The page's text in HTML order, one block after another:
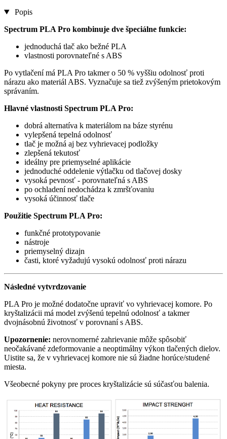
Popis
Spectrum PLA Pro kombinuje dve špeciálne funkcie:
jednoduchá tlač ako bežné PLA
vlastnosti porovnateľné s ABS
Po vytlačení má PLA Pro takmer o 50 % vyššiu odolnosť proti
nárazu ako materiál ABS. Vyznačuje sa tiež zvýšeným prietokovým
správaním.
Hlavné vlastnosti Spectrum PLA Pro:
dobrá alternatíva k materiálom na báze styrénu
vylepšená tepelná odolnosť
tlač je možná aj bez vyhrievacej podložky
zlepšená tekutosť
ideálny pre priemyselné aplikácie
jednoduché oddelenie výtlačku od tlačovej dosky
vysoká pevnosť - porovnateľná s ABS
po ochladení nedochádza k zmršťovaniu
vysoká účinnosť tlače
Použitie Spectrum PLA Pro:
funkčné prototypovanie
nástroje
priemyselný dizajn
časti, ktoré vyžadujú vysokú odolnosť proti nárazu
Následné vytvrdzovanie
PLA Pro je možné dodatočne upraviť vo vyhrievacej komore. Po
kryštalizácii má model zvýšenú tepelnú odolnosť a takmer
dvojnásobnú životnosť v porovnaní s ABS.
Upozornenie: nerovnomerné zahrievanie môže spôsobiť
neočakávané zdeformovanie a neoptimálny výkon tlačených dielov.
Uistite sa, že v vyhrievacej komore nie sú žiadne horúce/studené
miesta.
Všeobecné pokyny pre proces kryštalizácie sú súčasťou balenia.